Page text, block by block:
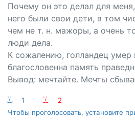
Почему он это делал для
него были свои дети, в том
чем не т. н. мажоры, а очень
люди дела.
К сожалению, голландец умер
благословенна память
Вывод: мечтайте. Мечты
:-) 1 :-(
2
Чтобы проголосовать, установите